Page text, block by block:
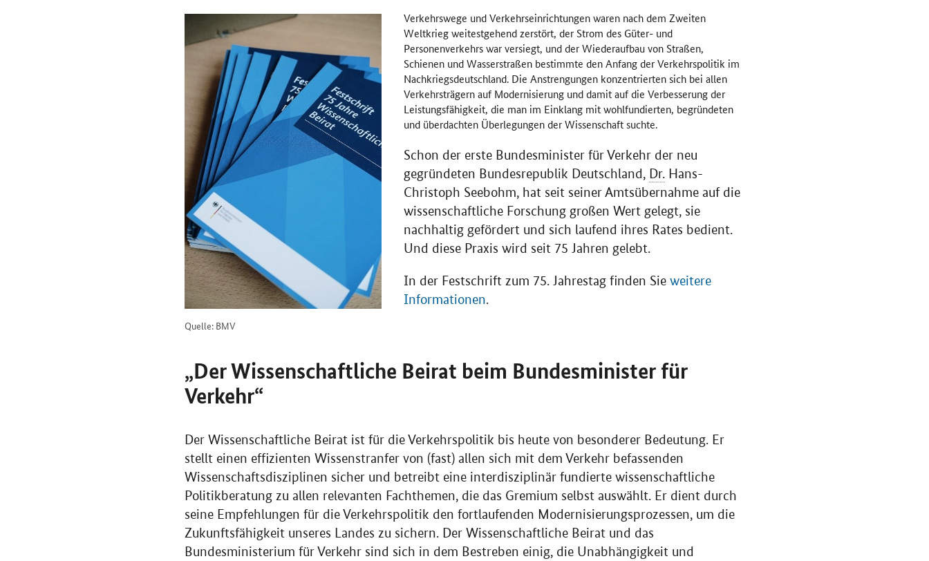
Quelle: BMV
Verkehrswege und Verkehrseinrichtungen waren nach dem Zweiten
Weltkrieg weitestgehend zerstört, der Strom des Güter- und
Personenverkehrs war versiegt, und der Wiederaufbau von Straßen,
Schienen und Wasserstraßen bestimmte den Anfang der Verkehrspolitik im
Nachkriegsdeutschland. Die Anstrengungen konzentrierten sich bei allen
Verkehrsträgern auf Modernisierung und damit auf die Verbesserung der
Leistungsfähigkeit, die man im Einklang mit wohlfundierten, begründeten
und überdachten Überlegungen der Wissenschaft suchte.
Schon der erste Bundesminister für Verkehr der neu
gegründeten Bundesrepublik Deutschland, Dr. Hans-
Christoph Seebohm, hat seit seiner Amtsübernahme auf die
wissenschaftliche Forschung großen Wert gelegt, sie
nachhaltig gefördert und sich laufend ihres Rates bedient.
Und diese Praxis wird seit 75 Jahren gelebt.
In der Festschrift zum 75. Jahrestag finden Sie weitere
Informationen.
„Der Wissenschaftliche Beirat beim Bundesminister für
Verkehr“
Der Wissenschaftliche Beirat ist für die Verkehrspolitik bis heute von besonderer Bedeutung. Er
stellt einen effizienten Wissenstranfer von (fast) allen sich mit dem Verkehr befassenden
Wissenschaftsdisziplinen sicher und betreibt eine interdisziplinär fundierte wissenschaftliche
Politikberatung zu allen relevanten Fachthemen, die das Gremium selbst auswählt. Er dient durch
seine Empfehlungen für die Verkehrspolitik den fortlaufenden Modernisierungsprozessen, um die
Zukunftsfähigkeit unseres Landes zu sichern. Der Wissenschaftliche Beirat und das
Bundesministerium für Verkehr sind sich in dem Bestreben einig, die Unabhängigkeit und